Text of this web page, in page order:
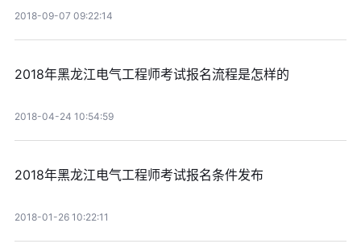
2018-09-07 09:22:14
2018年黑龙江电气工程师考试报名流程是怎样的
2018-04-24 10:54:59
2018年黑龙江电气工程师考试报名条件发布
2018-01-26 10:22:11